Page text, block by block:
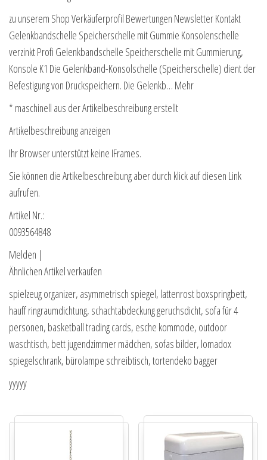
zu unserem Shop Verkäuferprofil Bewertungen Newsletter Kontakt
Gelenkbandschelle Speicherschelle mit Gummie Konsolenschelle
verzinkt Profi Gelenkbandschelle Speicherschelle mit Gummierung,
Konsole K1 Die Gelenkband-Konsolschelle (Speicherschelle) dient der
Befestigung von Druckspeichern. Die Gelenkb… Mehr
* maschinell aus der Artikelbeschreibung erstellt
Artikelbeschreibung anzeigen
Ihr Browser unterstützt keine IFrames.
Sie können die Artikelbeschreibung aber durch klick auf diesen Link
aufrufen.
Artikel Nr.:
0093564848
Melden |
Ähnlichen Artikel verkaufen
spielzeug organizer, asymmetrisch spiegel, lattenrost boxspringbett,
hauff ringraumdichtung, schachtabdeckung geruchsdicht, sofa für 4
personen, basketball trading cards, esche kommode, outdoor
waschtisch, bett jugendzimmer mädchen, sofas bilder, lomadox
spiegelschrank, bürolampe schreibtisch, tortendeko bagger
yyyyy